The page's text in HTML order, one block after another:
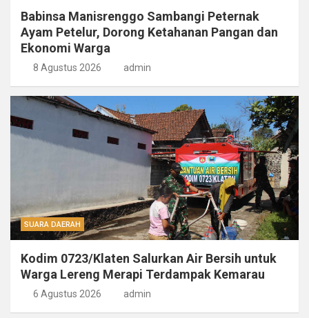
Babinsa Manisrenggo Sambangi Peternak
Ayam Petelur, Dorong Ketahanan Pangan dan
Ekonomi Warga
8 Agustus 2026 admin
SUARA DAERAH
Kodim 0723/Klaten Salurkan Air Bersih untuk
Warga Lereng Merapi Terdampak Kemarau
6 Agustus 2026 admin